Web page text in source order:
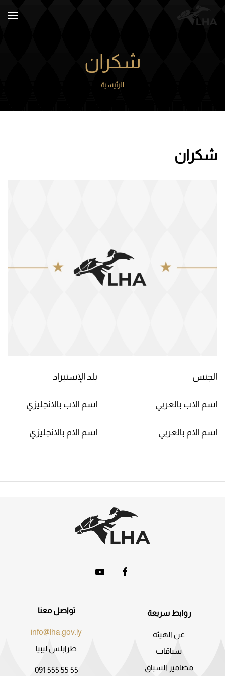
شكران
الرئيسية
شكران
الجنس بلد الإستيراد
اسم الاب بالعربي اسم الاب بالانجليزي
اسم الام بالعربي اسم الام بالانجليزي
روابط سريعة
عن الهيئة
سباقات
مضامير السباق
تواصل معنا
info@lha.gov.ly
طرابلس ليبيا
091 555 55 55